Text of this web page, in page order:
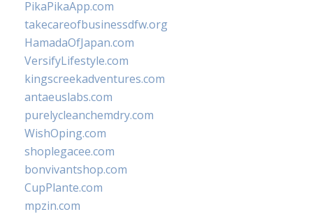
PikaPikaApp.com
takecareofbusinessdfw.org
HamadaOfJapan.com
VersifyLifestyle.com
kingscreekadventures.com
antaeuslabs.com
purelycleanchemdry.com
WishOping.com
shoplegacee.com
bonvivantshop.com
CupPlante.com
mpzin.com